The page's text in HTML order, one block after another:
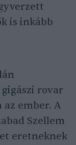
is inkább
rovar
az ember. A
Szellem
eretneknek